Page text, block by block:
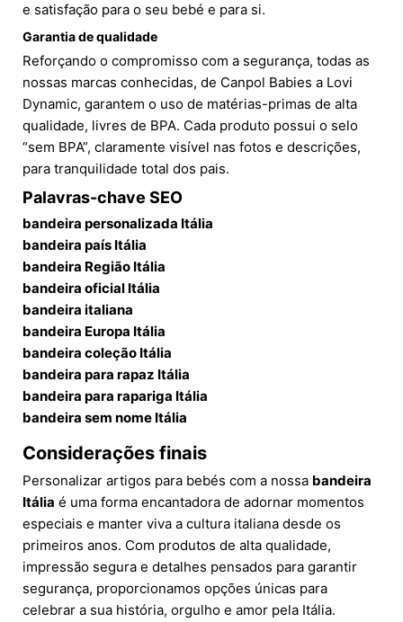
e satisfação para o seu bebé e para si.
Garantia de qualidade
Reforçando o compromisso com a segurança, todas as
nossas marcas conhecidas, de Canpol Babies a Lovi
Dynamic, garantem o uso de matérias-primas de alta
qualidade, livres de BPA. Cada produto possui o selo
“sem BPA”, claramente visível nas fotos e descrições,
para tranquilidade total dos pais.
Palavras-chave SEO
bandeira personalizada Itália
bandeira país Itália
bandeira Região Itália
bandeira oficial Itália
bandeira italiana
bandeira Europa Itália
bandeira coleção Itália
bandeira para rapaz Itália
bandeira para rapariga Itália
bandeira sem nome Itália
Considerações finais
Personalizar artigos para bebés com a nossa bandeira
Itália é uma forma encantadora de adornar momentos
especiais e manter viva a cultura italiana desde os
primeiros anos. Com produtos de alta qualidade,
impressão segura e detalhes pensados para garantir
segurança, proporcionamos opções únicas para
celebrar a sua história, orgulho e amor pela Itália.